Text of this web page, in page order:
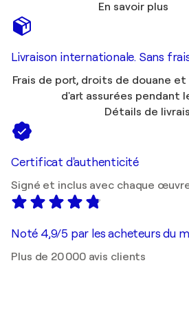
En savoir plus
Livraison internationale. Sans
Frais de port, droits de douane
d'art assurées pendant
Détails de
Certificat d'authenticité
Signé et inclus avec chaque
Noté 4,9/5 par les acheteurs du
Plus de 20 000 avis clients